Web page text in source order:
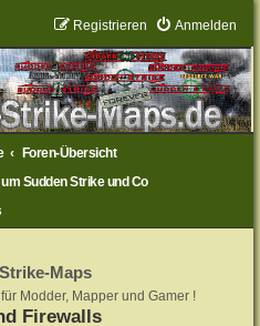
Anmelden
Registrieren
Foren-Übersicht
Sudden Strike und Co
Maps
Modder, Mapper und Gamer !
Firewalls